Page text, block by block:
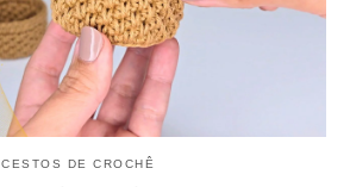
CESTOS DE CROCHÊ